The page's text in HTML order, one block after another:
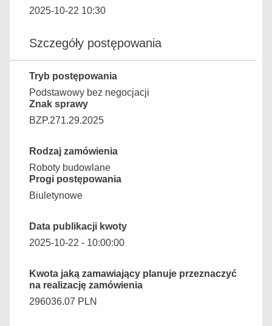
2025-10-22 10:30
Szczegóły postępowania
Tryb postępowania
Podstawowy bez negocjacji
Znak sprawy
BZP.271.29.2025
Rodzaj zamówienia
Roboty budowlane
Progi postępowania
Biuletynowe
Data publikacji kwoty
2025-10-22 - 10:00:00
Kwota jaką zamawiający planuje przeznaczyć
na realizację zamówienia
296036.07 PLN